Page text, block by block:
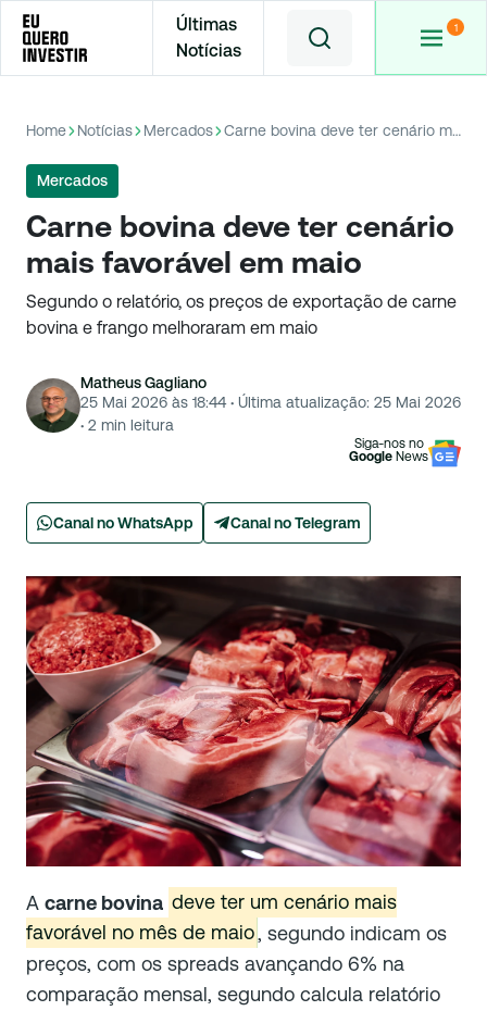
Últimas
Notícias
Home Notícias Mercados Carne bovina deve ter cenário mais favorável em maio
Mercados
Carne bovina deve ter cenário
mais favorável em maio
Segundo o relatório, os preços de exportação de carne
bovina e frango melhoraram em maio
Matheus Gagliano
25 Mai 2026 às 18:44 · Última atualização: 25 Mai 2026
· 2 min leitura
Siga-nos no
Google News
Canal no WhatsApp Canal no Telegram
A carne bovina deve ter um cenário mais
favorável no mês de maio, segundo indicam os
preços, com os spreads avançando 6% na
comparação mensal, segundo calcula relatório